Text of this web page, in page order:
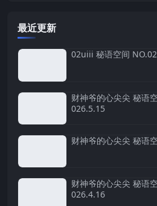
最近更新
02uiii 秘语空间
财神爷的心尖尖 秘语
026.5.15
财神爷的心尖尖 秘语
财神爷的心尖尖 秘语
026.4.16